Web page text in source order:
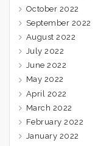
October 2022
September 2022
August 2022
July 2022
June 2022
May 2022
April 2022
March 2022
February 2022
January 2022